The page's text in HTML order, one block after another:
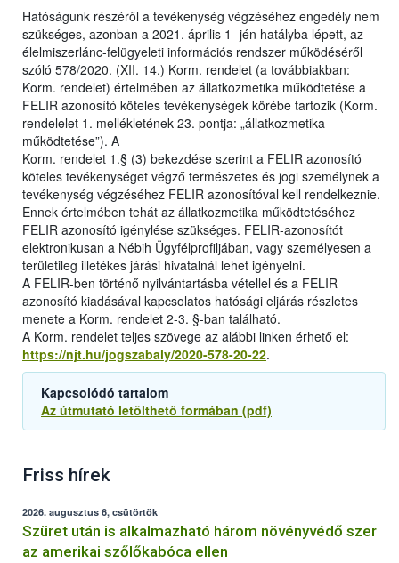
Hatóságunk részéről a tevékenység végzéséhez engedély nem
szükséges, azonban a 2021. április 1- jén hatályba lépett, az
élelmiszerlánc-felügyeleti információs rendszer működéséről
szóló 578/2020. (XII. 14.) Korm. rendelet (a továbbiakban:
Korm. rendelet) értelmében az állatkozmetika működtetése a
FELIR azonosító köteles tevékenységek körébe tartozik (Korm.
rendelelet 1. mellékletének 23. pontja: „állatkozmetika
működtetése”). A
Korm. rendelet 1.§ (3) bekezdése szerint a FELIR azonosító
köteles tevékenységet végző természetes és jogi személynek a
tevékenység végzéséhez FELIR azonosítóval kell rendelkeznie.
Ennek értelmében tehát az állatkozmetika működtetéséhez
FELIR azonosító igénylése szükséges. FELIR-azonosítót
elektronikusan a Nébih Ügyfélprofiljában, vagy személyesen a
területileg illetékes járási hivatalnál lehet igényelni.
A FELIR-ben történő nyilvántartásba vétellel és a FELIR
azonosító kiadásával kapcsolatos hatósági eljárás részletes
menete a Korm. rendelet 2-3. §-ban található.
A Korm. rendelet teljes szövege az alábbi linken érhető el:
https://njt.hu/jogszabaly/2020-578-20-22.
Kapcsolódó tartalom
Az útmutató letölthető formában (pdf)
Friss hírek
2026. augusztus 6, csütörtök
Szüret után is alkalmazható három növényvédő szer
az amerikai szőlőkabóca ellen